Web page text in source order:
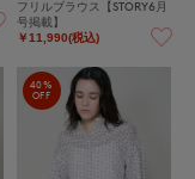
フリルブラウス【STORY6月
号掲載】
￥11,990(税込)
40%
OFF